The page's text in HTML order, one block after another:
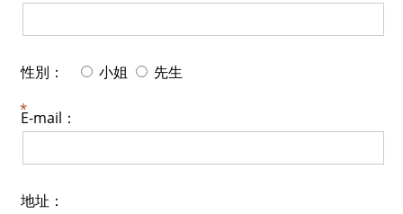
性別： 小姐 先生
E-mail：
地址：